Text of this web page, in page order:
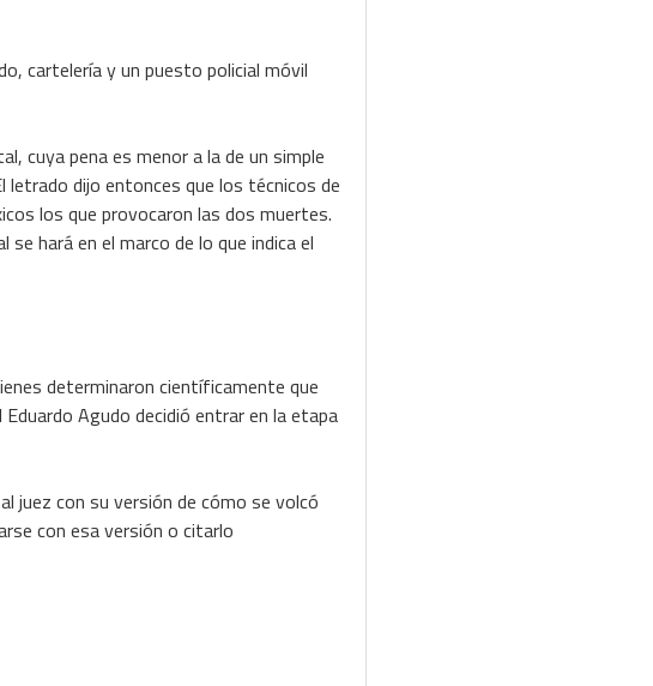
cartelería y un puesto policial móvil
cuya pena es menor a la de un simple
letrado dijo entonces que los técnicos de
los que provocaron las dos muertes.
hará en el marco de lo que indica el
determinaron científicamente que
Agudo decidió entrar en la etapa
juez con su versión de cómo se volcó
con esa versión o citarlo